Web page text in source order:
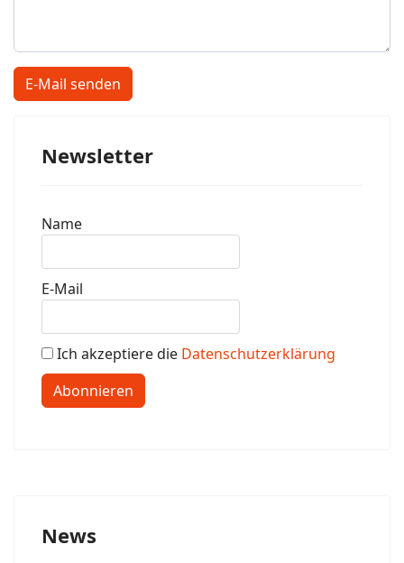
E-Mail senden
Newsletter
Name
E-Mail
Ich akzeptiere die Datenschutzerklärung
Abonnieren
News